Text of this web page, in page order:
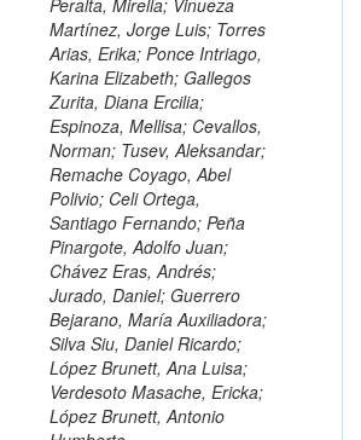
Martínez, Jorge Luis; Torres
Arias, Erika; Ponce Intriago,
Karina Elizabeth; Gallegos
Zurita, Diana Ercilia;
Espinoza, Mellisa; Cevallos,
Norman; Tusev, Aleksandar;
Remache Coyago, Abel
Polivio; Celi Ortega,
Santiago Fernando; Peña
Pinargote, Adolfo Juan;
Chávez Eras, Andrés;
Jurado, Daniel; Guerrero
Bejarano, María Auxiliadora;
Silva Siu, Daniel Ricardo;
López Brunett, Ana Luisa;
Verdesoto Masache, Ericka;
López Brunett, Antonio